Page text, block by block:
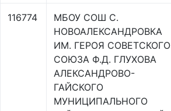
116774
МБОУ СОШ С.
НОВОАЛЕКСАНДРОВКА
ИМ. ГЕРОЯ СОВЕТСКОГО
СОЮЗА Ф.Д. ГЛУХОВА
АЛЕКСАНДРОВО-
ГАЙСКОГО
МУНИЦИПАЛЬНОГО